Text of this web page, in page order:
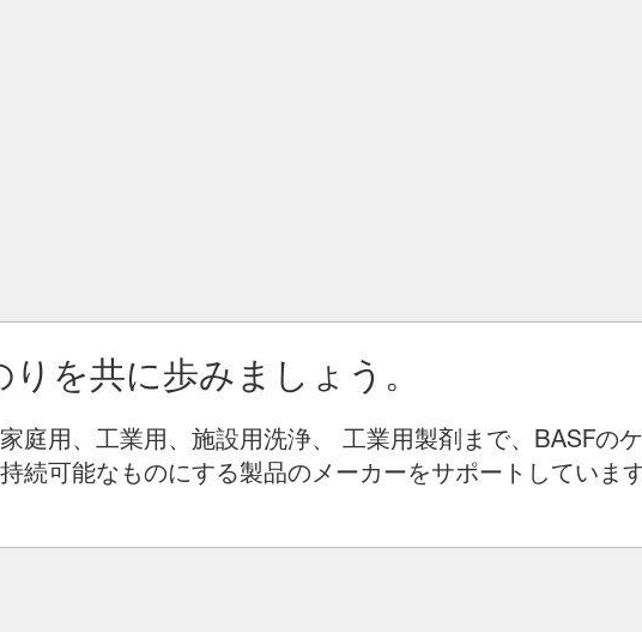
を共に歩みましょう。
庭用、工業用、施設用洗浄、 工業用製剤まで、BASFの
続可能なものにする製品のメーカーをサポートしています